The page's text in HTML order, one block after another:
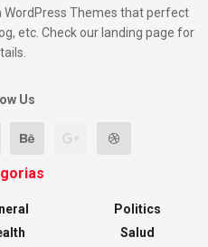
WordPress Themes that perfect
etc. Check our landing page for
Us
Politics
Salud